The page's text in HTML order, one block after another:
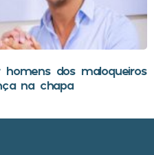
dos maloqueiros
na chapa